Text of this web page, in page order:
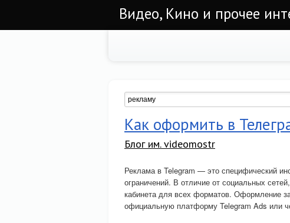
Видео, Кино и прочее
Как оформить в
Блог им. videomostr
Реклама в Telegram — это специфический
ограничений. В отличие от социальных
кабинета для всех форматов. Оформление
официальную платформу Telegram Ads или